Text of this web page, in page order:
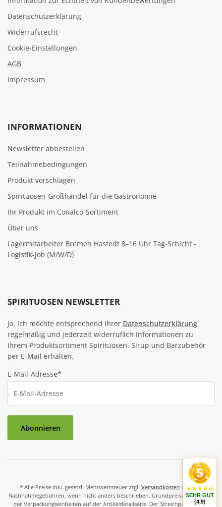
Datenschutzerklärung
Widerrufsrecht
Cookie‑Einstellungen
AGB
Impressum
INFORMATIONEN
Newsletter abbestellen
Teilnahmebedingungen
Produkt vorschlagen
Spirituosen-Großhandel für die Gastronomie
Ihr Produkt im Conalco-Sortiment
Über uns
Lagermitarbeiter Bremen Hastedt 8–16 Uhr Tag-Schicht -
Logistik-Job (M/W/D)
SPIRITUOSEN NEWSLETTER
Ja, ich möchte entsprechend Ihrer Datenschutzerklärung
regelmäßig und jederzeit widerruflich Informationen zu
Ihrem Produktsortiment Spirituosen, Sirup und Barzubehör
per E-Mail erhalten.
E-Mail-Adresse*
Abonnieren
* Alle Preise inkl. gesetzl. Mehrwertsteuer zzgl. Versandkosten und ggf.
Nachnahmegebühren, wenn nicht anders beschrieben. Grundpreise und Preise
der Verpackungseinheiten auf der Artikeldetailseite. Der Streichpreis ist der
SEHR GUT
(4,9)